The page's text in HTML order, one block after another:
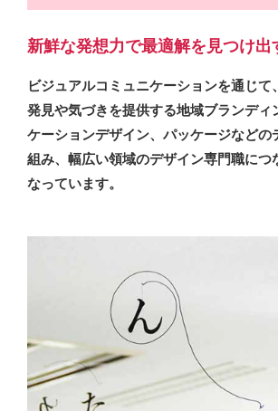
新鮮な発想力で最適解を見つけ出
ビジュアルコミュニケーションを通じて
発見や気づきを提供する地域ブランディ
ケーションデザイン、パッケージなどの
組み、幅広い領域のデザイン専門職につ
なっています。